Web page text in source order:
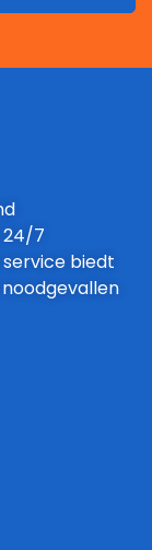
24/7
biedt